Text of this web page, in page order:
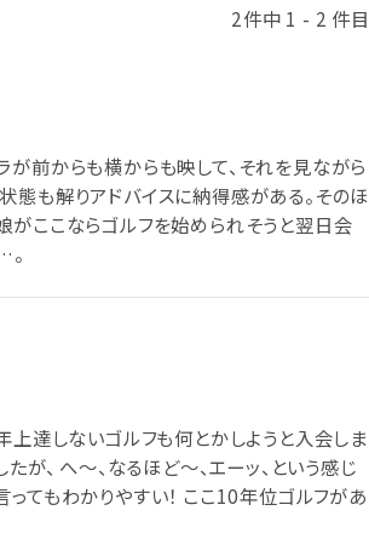
2件中 1 - 2 件目
が前からも横からも映して、それを見ながら
態も解りアドバイスに納得感がある。そのほ
がここならゴルフを始められそうと翌日会
上達しないゴルフも何とかしようと入会しま
が、 へ～、なるほど～、エーッ、という感じ
てもわかりやすい！ ここ10年位ゴルフがあ